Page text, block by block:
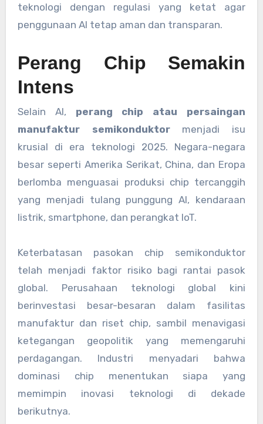
teknologi dengan regulasi yang ketat agar
penggunaan AI tetap aman dan transparan.
Perang Chip Semakin
Intens
Selain AI, perang chip atau persaingan
manufaktur semikonduktormenjadi isu
krusial di era teknologi 2025. Negara-negara
besar seperti Amerika Serikat, China, dan Eropa
berlomba menguasai produksi chip tercanggih
yang menjadi tulang punggung AI, kendaraan
listrik, smartphone, dan perangkat IoT.
Keterbatasan pasokan chip semikonduktor
telah menjadi faktor risiko bagi rantai pasok
global. Perusahaan teknologi global kini
berinvestasi besar-besaran dalam fasilitas
manufaktur dan riset chip, sambil menavigasi
ketegangan geopolitik yang memengaruhi
perdagangan. Industri menyadari bahwa
dominasi chip menentukan siapa yang
memimpin inovasi teknologi di dekade
berikutnya.